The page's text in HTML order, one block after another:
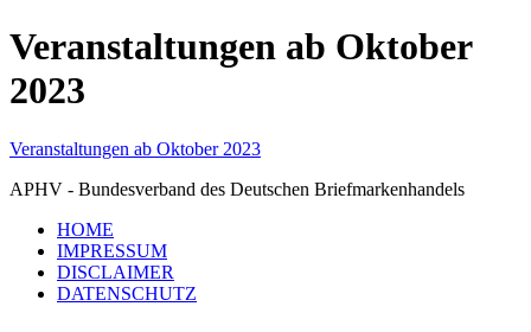
Veranstaltungen ab Oktober
2023
Veranstaltungen ab Oktober 2023
APHV - Bundesverband des Deutschen Briefmarkenhandels
HOME
IMPRESSUM
DISCLAIMER
DATENSCHUTZ